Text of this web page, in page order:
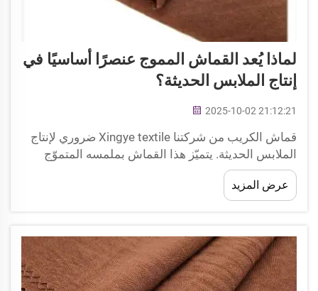
لماذا يُعد القماش المموج عنصرًا أساسيًا في
إنتاج الملابس الحديثة؟
2025-10-02 21:12:21
قماش الكريب من شركتنا Xingye textile ضروري لإنتاج
الملابس الحديثة. يتميّز هذا القماش بملمسه المتموّج
الذي يضيف جاذبية أكبر للملابس. كما يعشق المصممون
الكريب لأنه يجعل ملابسهم تبرز...
عرض المزيد